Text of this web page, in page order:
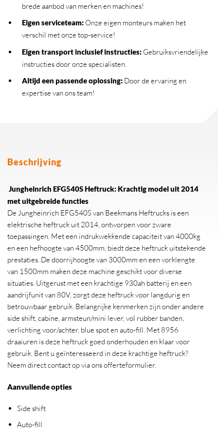
brede aanbod van merken en machines!
Eigen serviceteam:Onze eigen monteurs maken het
verschil met onze top-service!
Eigen transport inclusief instructies:Gebruiksvriendelijke
instructies door onze specialisten.
Altijd een passende oplossing:Door de ervaring en
expertise van ons team!
Beschrijving
Jungheinrich EFG540S Heftruck: Krachtig model uit 2014
met uitgebreide functies
De Jungheinrich EFG540S van Beekmans Heftrucks is een
elektrische heftruck uit 2014, ontworpen voor zware
toepassingen. Met een indrukwekkende capaciteit van 4000kg
en een hefhoogte van 4500mm, biedt deze heftruck uitstekende
prestaties. De doorrijhoogte van 3000mm en een vorklengte
van 1500mm maken deze machine geschikt voor diverse
situaties. Uitgerust met een krachtige 930ah batterij en een
aandrijfunit van 80V, zorgt deze heftruck voor langdurig en
betrouwbaar gebruik. Belangrijke kenmerken zijn onder andere
side shift, cabine, armsteun/mini lever, vol rubber banden,
verlichting voor/achter, blue spot en auto-fill. Met 8956
draaiuren is deze heftruck goed onderhouden en klaar voor
gebruik. Bent u geïnteresseerd in deze krachtige heftruck?
Neem direct contact op via ons offerteformulier.
Aanvullende opties
Side shift
Auto-fill